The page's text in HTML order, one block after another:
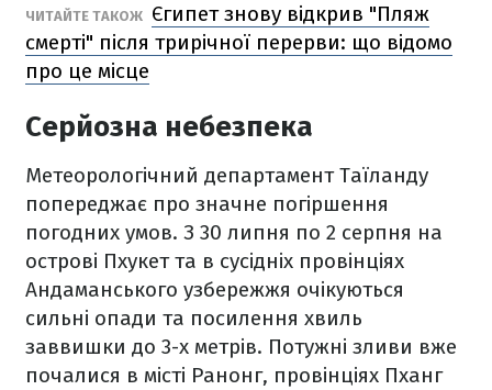
ЧИТАЙТЕ ТАКОЖ Єгипет знову відкрив "‎Пляж
смерті" після трирічної перерви: що відомо
про це місце
Серйозна небезпека
Метеорологічний департамент Таїланду
попереджає про значне погіршення
погодних умов. З 30 липня по 2 серпня на
острові Пхукет та в сусідніх провінціях
Андаманського узбережжя очікуються
сильні опади та посилення хвиль
заввишки до 3-х метрів. Потужні зливи вже
почалися в місті Ранонг, провінціях Пханг